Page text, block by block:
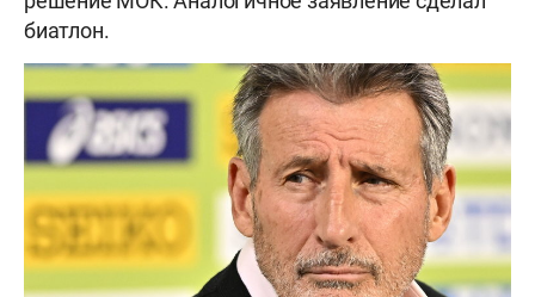
биатлон.